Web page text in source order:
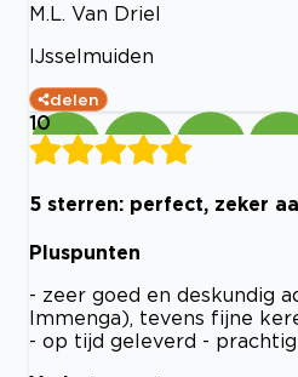
M.L. Van Driel
IJsselmuiden
delen
10
5 sterren: perfect, zeker
Pluspunten
- zeer goed en deskundig
Immenga), tevens fijne
- op tijd geleverd -